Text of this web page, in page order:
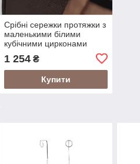
Срібні сережки протяжки з
маленькими білими
кубічними цирконами
1 254₴
Купити